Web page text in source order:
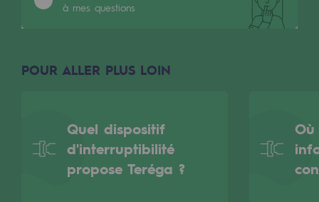
Méthanation
Nouveaux usages
Espace pédagogique
Espace pédagogique
à mes questions
POUR ALLER PLUS LOIN
Quel dispositif
d'interruptibilité
propose Teréga ?